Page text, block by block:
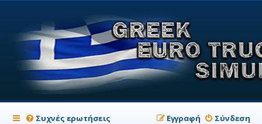
Συχνές ερωτήσεις Σύνδεση
Εγγραφή